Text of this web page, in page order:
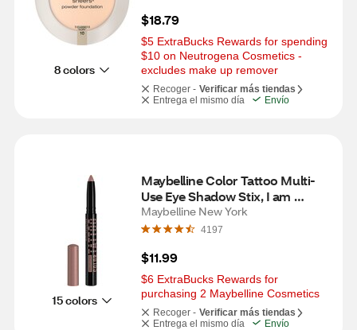
8 colors
$18.79
$5 ExtraBucks Rewards for spending
$10 on Neutrogena Cosmetics -
excludes make up remover
Recoger - Verificar más tiendas
Entrega el mismo día
Envío
15 colors
Maybelline Color Tattoo Multi-
Use Eye Shadow Stix, I am
Cheeky
Maybelline New York
4197
$11.99
$6 ExtraBucks Rewards for
purchasing 2 Maybelline Cosmetics
Recoger - Verificar más tiendas
Entrega el mismo día
Envío